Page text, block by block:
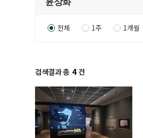
전체 1주 1개월
검색결과 총 4 건